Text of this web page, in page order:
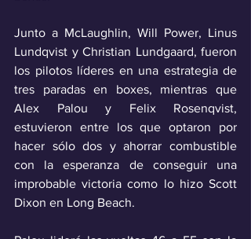
Junto a McLaughlin, Will Power, Linus
Lundqvist y Christian Lundgaard, fueron
los pilotos líderes en una estrategia de
tres paradas en boxes, mientras que
Alex Palou y Felix Rosenqvist,
estuvieron entre los que optaron por
hacer sólo dos y ahorrar combustible
con la esperanza de conseguir una
improbable victoria como lo hizo Scott
Dixon en Long Beach.